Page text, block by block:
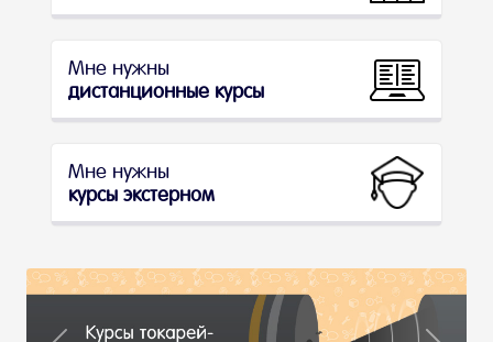
Мне нужны
дистанционные курсы
Мне нужны
курсы экстерном